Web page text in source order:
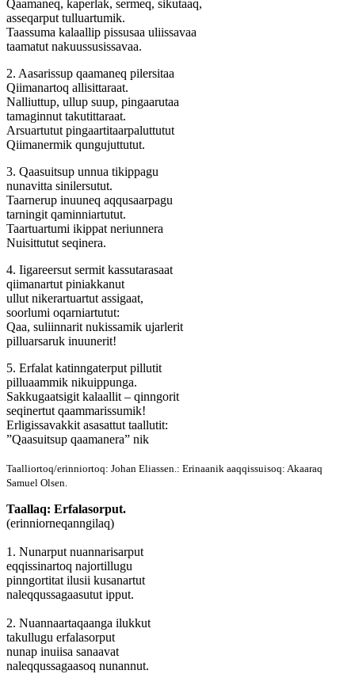
Qaamaneq, kaperlak, sermeq, sikutaaq,
asseqarput tulluartumik.
Taassuma kalaallip pissusaa uliissavaa
taamatut nakuussusissavaa.
2. Aasarissup qaamaneq pilersitaa
Qiimanartoq allisittaraat.
Nalliuttup, ullup suup, pingaarutaa
tamaginnut takutittaraat.
Arsuartutut pingaartitaarpaluttutut
Qiimanermik qungujuttutut.
3. Qaasuitsup unnua tikippagu
nunavitta sinilersutut.
Taarnerup inuuneq aqqusaarpagu
tarningit qaminniartutut.
Taartuartumi ikippat neriunnera
Nuisittutut seqinera.
4. Iigareersut sermit kassutarasaat
qiimanartut piniakkanut
ullut nikerartuartut assigaat,
soorlumi oqarniartutut:
Qaa, suliinnarit nukissamik ujarlerit
pilluarsaruk inuunerit!
5. Erfalat katinngaterput pillutit
pilluaammik nikuippunga.
Sakkugaatsigit kalaallit – qinngorit
seqinertut qaammarissumik!
Erligissavakkit asasattut taallutit:
”Qaasuitsup qaamanera” nik
Taalliortoq/erinniortoq: Johan Eliassen.: Erinaanik aaqqissuisoq: Akaaraq
Samuel Olsen.
Taallaq: Erfalasorput.
(erinniorneqanngilaq)
1. Nunarput nuannarisarput
eqqissinartoq najortillugu
pinngortitat ilusii kusanartut
naleqqussagaasutut ipput.
2. Nuannaartaqaanga ilukkut
takullugu erfalasorput
nunap inuiisa sanaavat
naleqqussagaasoq nunannut.